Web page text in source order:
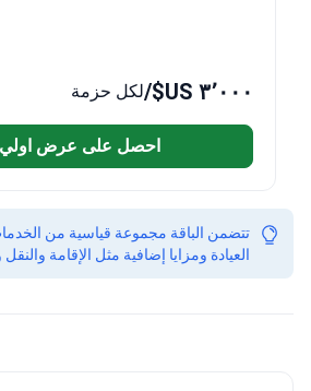
٣٬٠٠٠ US$ /لكل حزمة
احصل على عرض اولي
تتضمن الباقة مجموعة قياسية من
العيادة ومزايا إضافية مثل الإقامة والنقل